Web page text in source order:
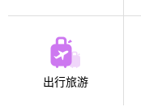
出行旅游